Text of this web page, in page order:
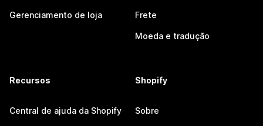
Gerenciamento de loja Frete
Moeda e tradução
Recursos
Central de ajuda da Shopify
Shopify
Sobre